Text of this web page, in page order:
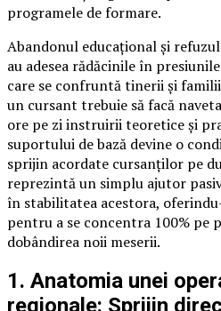
programele de formare.
Abandonul educațional și
au adesea rădăcinile în
care se confruntă tinerii și
un cursant trebuie să facă
ore pe zi instruirii teoretice și
suportului de bază devine o
sprijin acordate cursanților pe
reprezintă un simplu ajutor
în stabilitatea acestora,
pentru a se concentra 100% pe
dobândirea noii meserii.
1. Anatomia unei